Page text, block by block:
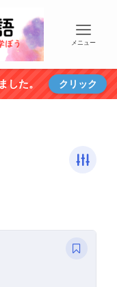
メニュー
した。 クリック